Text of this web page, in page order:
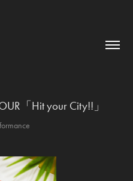
「Hit your City!!」